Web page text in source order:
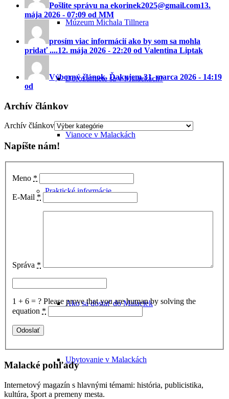
Múzeum Michala Tillnera
Dorozumiete sa v Malackách?
Vianoce v Malackách
Praktické informácie
Ako sa dostať do Malaciek
Ubytovanie v Malackách
Pošlite správu na ekorinek2025@gmail.com13.
mája 2026 - 07:09 od MM
prosím viac informácií ako by som sa mohla
pridať ....12. mája 2026 - 22:20 od Valentina Liptak
Výborný článok. Ďakujem.31. marca 2026 - 14:19
od
Archív článkov
Archív článkov
Napíšte nám!
Meno *
E-Mail *
Správa *
1 + 6 = ? Please prove that you are human by solving the
equation *
Malacké pohľady
Internetový magazín s hlavnými témami: história, publicistika,
kultúra, šport a premeny mesta.